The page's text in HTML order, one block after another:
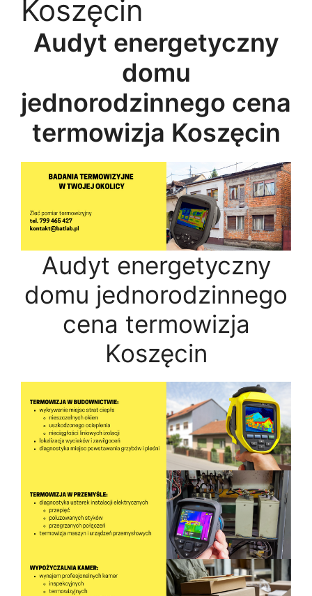
Koszęcin
Audyt energetyczny
domu
jednorodzinnego cena
termowizja Koszęcin
Audyt energetyczny
domu jednorodzinnego
cena termowizja
Koszęcin